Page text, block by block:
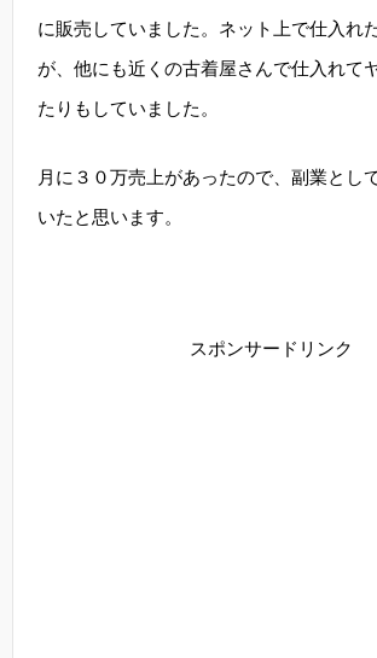
に販売していました。ネット上で仕入れ
が、他にも近くの古着屋さんで仕入れて
たりもしていました。
月に３０万売上があったので、副業とし
いたと思います。
スポンサードリンク